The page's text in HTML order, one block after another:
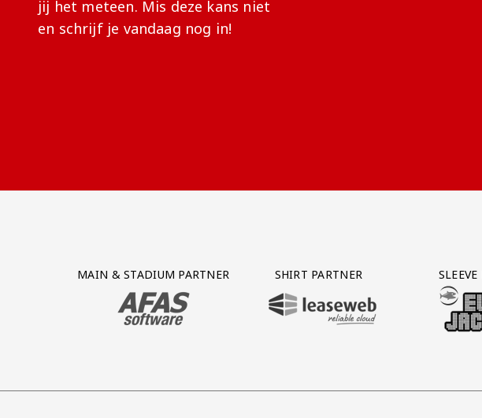
jij het meteen. Mis deze kans niet
en schrijf je vandaag nog in!
Partner Logos Grid
MAIN & STADIUM PARTNER
BEZOEK ONZE MAIN & STADIUM PARTNER AFAS SOFTWARE
SHIRT PARTNER
BEZOEK ONZE SHIRT PARTNER LEASEWEB
BEZOEK